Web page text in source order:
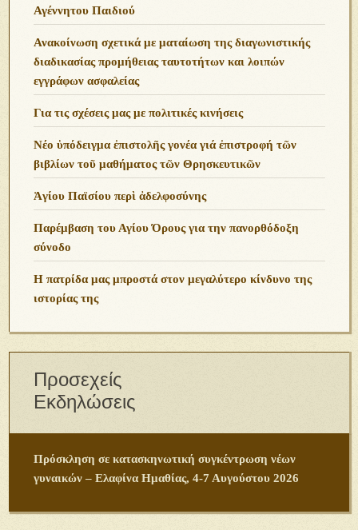
Αγέννητου Παιδιού
Ανακοίνωση σχετικά με ματαίωση της διαγωνιστικής
διαδικασίας προμήθειας ταυτοτήτων και λοιπών
εγγράφων ασφαλείας
Για τις σχέσεις μας με πολιτικές κινήσεις
Νέο ὑπόδειγμα ἐπιστολῆς γονέα γιά ἐπιστροφή τῶν
βιβλίων τοῦ μαθήματος τῶν Θρησκευτικῶν
Ἁγίου Παϊσίου περὶ ἀδελφοσύνης
Παρέμβαση του Αγίου Όρους για την πανορθόδοξη
σύνοδο
Η πατρίδα μας μπροστά στον μεγαλύτερο κίνδυνο της
ιστορίας της
Προσεχείς
Εκδηλώσεις
Πρόσκληση σε κατασκηνωτική συγκέντρωση νέων
γυναικών – Ελαφίνα Ημαθίας, 4-7 Αυγούστου 2026